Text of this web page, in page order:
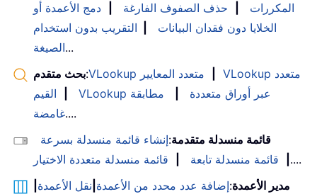
المكررات
حذف الصفوف الفارغة
دمج الأعمدة أو
الخلايا دون فقدان البيانات
التقريب بدون استخدام
الصيغة...
بحث متقدم: VLookup متعدد المعايير
VLookup متعدد
القيم
VLookup عبر أوراق متعددة
مطابقة
غامضة....
قائمة منسدلة متقدمة:إنشاء قائمة منسدلة بسرعة
قائمة منسدلة تابعة قائمة منسدلة متعددة الاختيار
....
مدير الأعمدة:إضافة عدد محدد من الأعمدة نقل الأعمدة